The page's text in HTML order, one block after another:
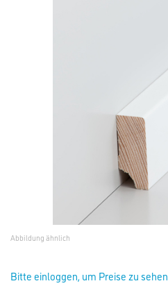
Abbildung ähnlich
Bitte einloggen, um Preise zu sehen